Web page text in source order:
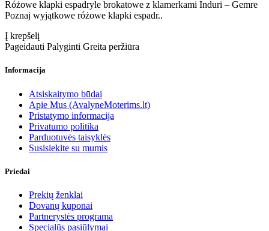
Różowe klapki espadryle brokatowe z klamerkami Induri – Gemre
Poznaj wyjątkowe różowe klapki espadr..
Į krepšelį
Pageidauti Palyginti Greita peržiūra
Informacija
Atsiskaitymo būdai
Apie Mus (AvalyneMoterims.lt)
Pristatymo informacija
Privatumo politika
Parduotuvės taisyklės
Susisiekite su mumis
Priedai
Prekių ženklai
Dovanų kuponai
Partnerystės programa
Specialūs pasiūlymai